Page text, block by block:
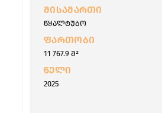
ᲛᲘᲡᲐᲛᲐᲠᲗᲘ
წყალტუბო
ᲤᲐᲠᲗᲝᲑᲘ
11 767.9 მ²
ᲬᲔᲚᲘ
2025